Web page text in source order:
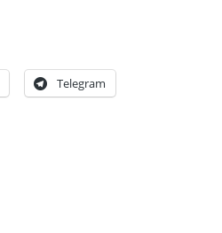
Telegram